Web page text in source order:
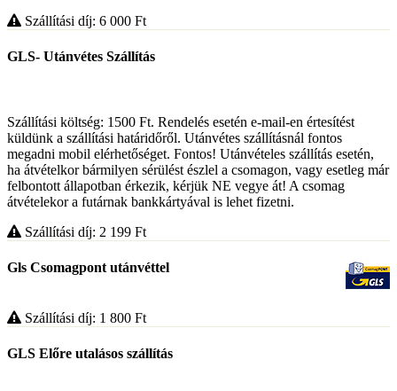
Szállítási díj: 6 000 Ft
GLS- Utánvétes Szállítás
Szállítási költség: 1500 Ft. Rendelés esetén e-mail-en értesítést
küldünk a szállítási határidőről. Utánvétes szállításnál fontos
megadni mobil elérhetőséget. Fontos! Utánvételes szállítás esetén,
ha átvételkor bármilyen sérülést észlel a csomagon, vagy esetleg már
felbontott állapotban érkezik, kérjük NE vegye át! A csomag
átvételekor a futárnak bankkártyával is lehet fizetni.
Szállítási díj: 2 199 Ft
Gls Csomagpont utánvéttel
Szállítási díj: 1 800 Ft
GLS Előre utalásos szállítás